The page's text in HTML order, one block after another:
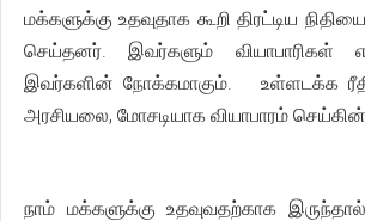
மக்களுக்கு உதவுதாக கூறி திரட்டிய
செய்தனர். இவர்களும் வியாபாரிகள்
இவர்களின் நோக்கமாகும். உள்ளடக்க
அரசியலை, மோசடியாக வியாபாரம்
நாம் மக்களுக்கு உதவுவதற்காக